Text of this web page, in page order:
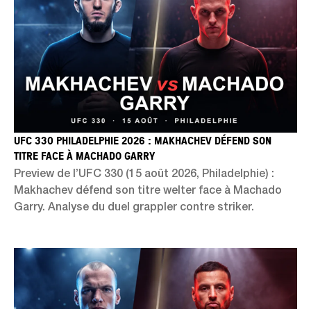
UFC 330 PHILADELPHIE 2026 : MAKHACHEV DÉFEND SON
TITRE FACE À MACHADO GARRY
Preview de l’UFC 330 (15 août 2026, Philadelphie) :
Makhachev défend son titre welter face à Machado
Garry. Analyse du duel grappler contre striker.